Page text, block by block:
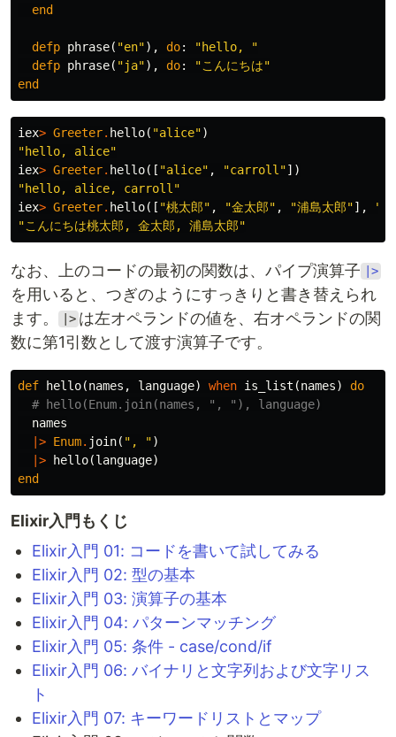
end
defp phrase( "en"), do:
"hello, "
defp phrase( "ja"), do:
"こんにちは"
end
iex> Greeter. hello( "alice")
"hello, alice"
iex> Greeter. hello([ "alice" , "carroll"])
"hello, alice, carroll"
iex> Greeter. hello([ "桃太郎" , "金太郎" , "浦島太郎"],
"こんにちは桃太郎, 金太郎, 浦島太郎"
なお、上のコードの最初の関数は、パイプ演算子 |>
を用いると、つぎのようにすっきりと書き替えられ
ます。
|> は左オペランドの値を、右オペランドの関
数に第1引数として渡す演算子です。
def hello(names , language) when is_list (names)
do
# hello(Enum.join(names, ", "), language)
names
|> Enum. join( ", ")
|>
hello(language)
end
Elixir入門もくじ
Elixir入門 01: コードを書いて試してみる
Elixir入門 02: 型の基本
Elixir入門 03: 演算子の基本
Elixir入門 04: パターンマッチング
Elixir入門 05: 条件 - case/cond/if
Elixir入門 06: バイナリと文字列および文字リス
ト
Elixir入門 07: キーワードリストとマップ